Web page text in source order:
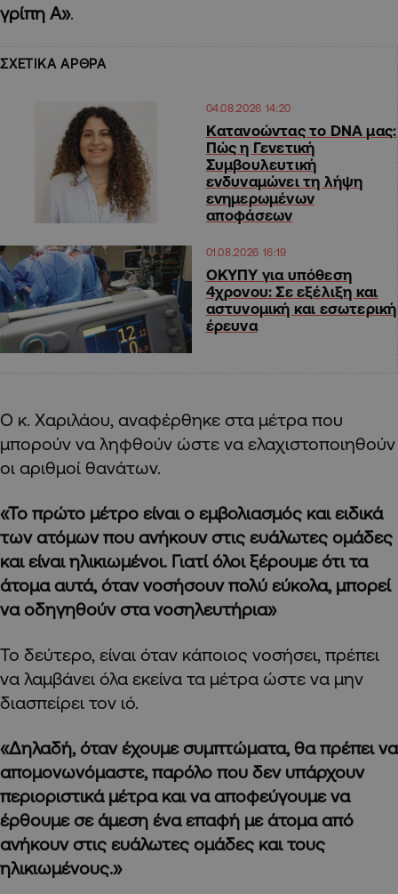
γρίπη Α».
ΣΧΕΤΙΚΑ ΑΡΘΡΑ
04.08.2026 14:20
Κατανοώντας το DNA μας:
Πώς η Γενετική
Συμβουλευτική
ενδυναμώνει τη λήψη
ενημερωμένων
αποφάσεων
01.08.2026 16:19
ΟΚΥΠΥ για υπόθεση
4χρονου: Σε εξέλιξη και
αστυνομική και εσωτερική
έρευνα
Ο κ. Χαριλάου, αναφέρθηκε στα μέτρα που
μπορούν να ληφθούν ώστε να ελαχιστοποιηθούν
οι αριθμοί θανάτων.
«Το πρώτο μέτρο είναι ο εμβολιασμός και ειδικά
των ατόμων που ανήκουν στις ευάλωτες ομάδες
και είναι ηλικιωμένοι. Γιατί όλοι ξέρουμε ότι τα
άτομα αυτά, όταν νοσήσουν πολύ εύκολα, μπορεί
να οδηγηθούν στα νοσηλευτήρια»
Το δεύτερο, είναι όταν κάποιος νοσήσει, πρέπει
να λαμβάνει όλα εκείνα τα μέτρα ώστε να μην
διασπείρει τον ιό.
«Δηλαδή, όταν έχουμε συμπτώματα, θα πρέπει να
απομονωνόμαστε, παρόλο που δεν υπάρχουν
περιοριστικά μέτρα και να αποφεύγουμε να
έρθουμε σε άμεση ένα επαφή με άτομα από
ανήκουν στις ευάλωτες ομάδες και τους
ηλικιωμένους.»